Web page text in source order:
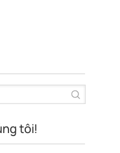
tôi!